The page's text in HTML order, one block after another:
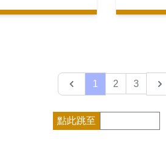
格】:18.7*13*11(cm)
Previous
1 2 3
點此跳至